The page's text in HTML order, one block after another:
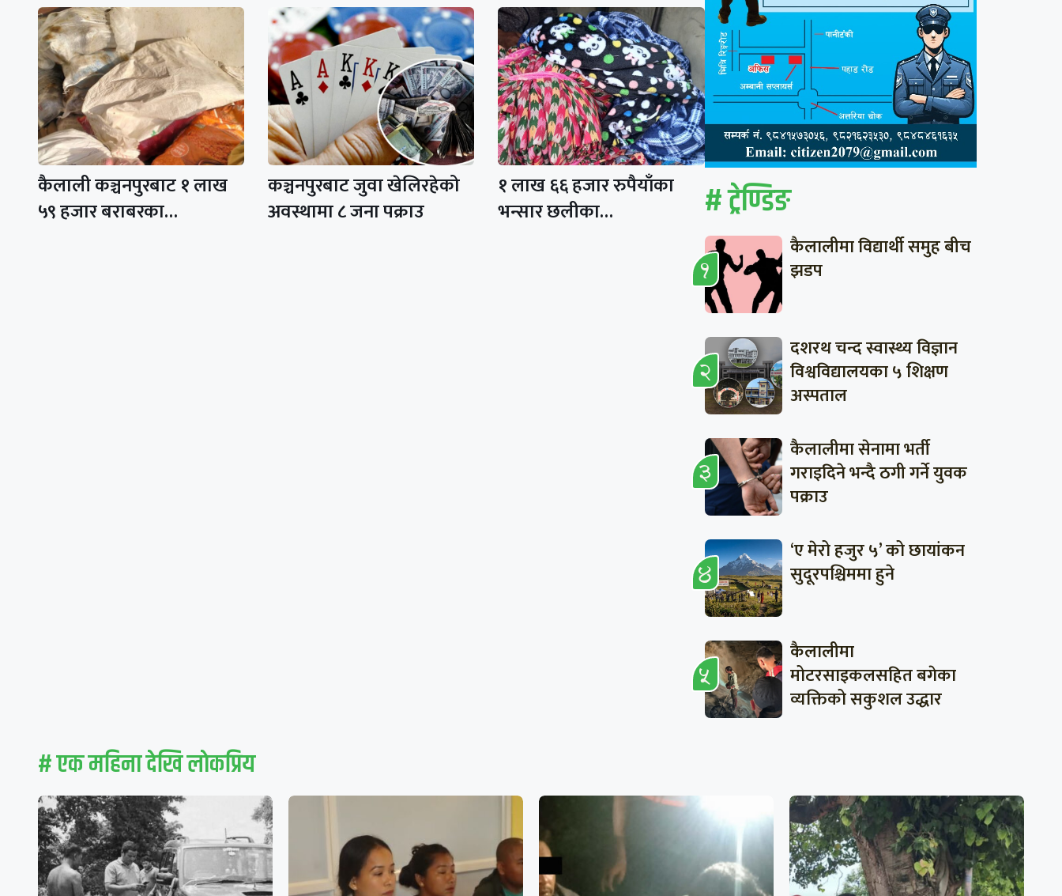
कैलाली कञ्चनपुरबाट १ लाख
५९ हजार बराबरका…
कञ्चनपुरबाट जुवा खेलिरहेको
अवस्थामा ८ जना पक्राउ
१ लाख ६६ हजार रुपैयाँका
भन्सार छलीका…
# ट्रेण्डिङ
कैलालीमा विद्यार्थी समुह बीच
झडप
दशरथ चन्द स्वास्थ्य विज्ञान
विश्वविद्यालयका ५ शिक्षण
अस्पताल
कैलालीमा सेनामा भर्ती
गराइदिने भन्दै ठगी गर्ने युवक
पक्राउ
‘ए मेरो हजुर ५’ को छायांकन
सुदूरपश्चिममा हुने
कैलालीमा
मोटरसाइकलसहित बगेका
व्यक्तिको सकुशल उद्धार
# एक महिना देखि लाेकप्रिय